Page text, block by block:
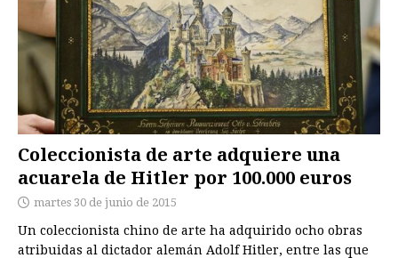
Coleccionista de arte adquiere una
acuarela de Hitler por 100.000 euros
martes 30 de junio de 2015
Un coleccionista chino de arte ha adquirido ocho obras
atribuidas al dictador alemán Adolf Hitler, entre las que